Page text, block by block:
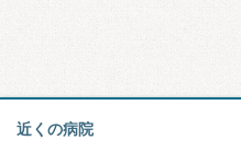
近くの病院